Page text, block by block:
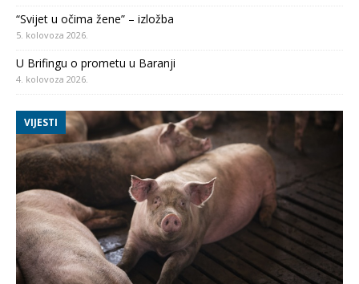
“Svijet u očima žene” – izložba
5. kolovoza 2026.
U Brifingu o prometu u Baranji
4. kolovoza 2026.
VIJESTI